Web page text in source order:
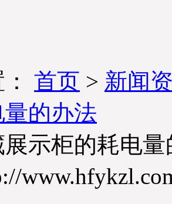
首页 > 新闻
的办法
展示柜的耗电